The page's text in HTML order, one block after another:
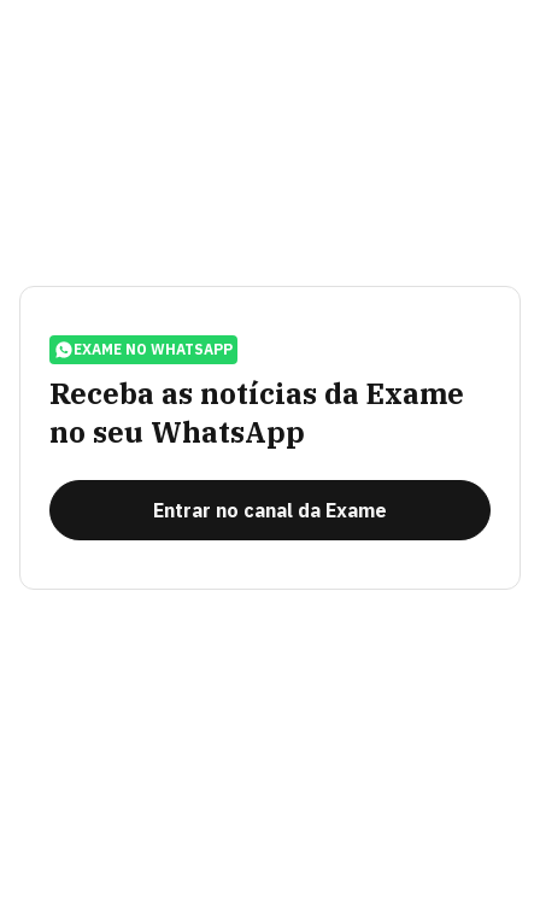
EXAME NO WHATSAPP
Receba as notícias da Exame
no seu WhatsApp
Entrar no canal da Exame